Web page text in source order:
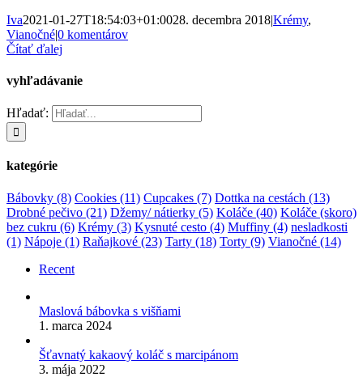
Iva2021-01-27T18:54:03+01:0028. decembra 2018|Krémy,
Vianočné|0 komentárov
Čítať ďalej
vyhľadávanie
Hľadať:
kategórie
Bábovky (8) Cookies (11) Cupcakes (7) Dottka na cestách (13)
Drobné pečivo (21) Džemy/ nátierky (5) Koláče (40) Koláče (skoro)
bez cukru (6) Krémy (3) Kysnuté cesto (4) Muffiny (4) nesladkosti
(1) Nápoje (1) Raňajkové (23) Tarty (18) Torty (9) Vianočné (14)
Recent
Maslová bábovka s višňami
1. marca 2024
Šťavnatý kakaový koláč s marcipánom
3. mája 2022